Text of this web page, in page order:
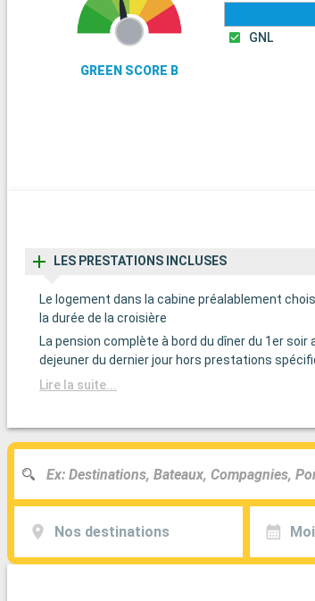
GREEN SCORE B
GNL
LES PRESTATIONS INCLUSES
Le logement dans la cabine préalablement
la durée de la croisière
La pension complète à bord du dîner du 1er soir
dejeuner du dernier jour hors prestations
Lire la suite...
Nos destinations